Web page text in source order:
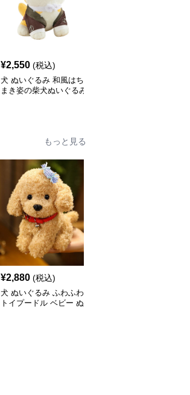
¥2,550 (税込)
犬 ぬいぐるみ 和風はち
まき姿の柴犬ぬいぐるみ
もっと見る
¥2,880 (税込)
犬 ぬいぐるみ ふわふわ
トイプードル ベビー ぬ